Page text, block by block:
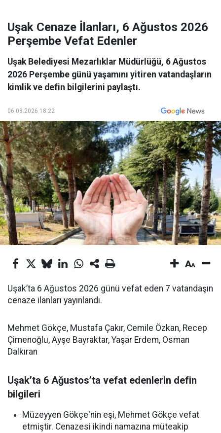
Uşak Cenaze İlanları, 6 Ağustos 2026
Perşembe Vefat Edenler
Uşak Belediyesi Mezarlıklar Müdürlüğü, 6 Ağustos
2026 Perşembe günü yaşamını yitiren vatandaşların
kimlik ve defin bilgilerini paylaştı.
06.08.2026 18:22
Uşak’ta 6 Ağustos 2026 günü vefat eden 7 vatandaşın
cenaze ilanları yayınlandı.
Mehmet Gökçe, Mustafa Çakır, Cemile Özkan, Recep
Çimenoğlu, Ayşe Bayraktar, Yaşar Erdem, Osman
Dalkıran
Uşak’ta 6 Ağustos’ta vefat edenlerin defin
bilgileri
Müzeyyen Gökçe'nin eşi, Mehmet Gökçe vefat
etmiştir. Cenazesi ikindi namazına müteakip